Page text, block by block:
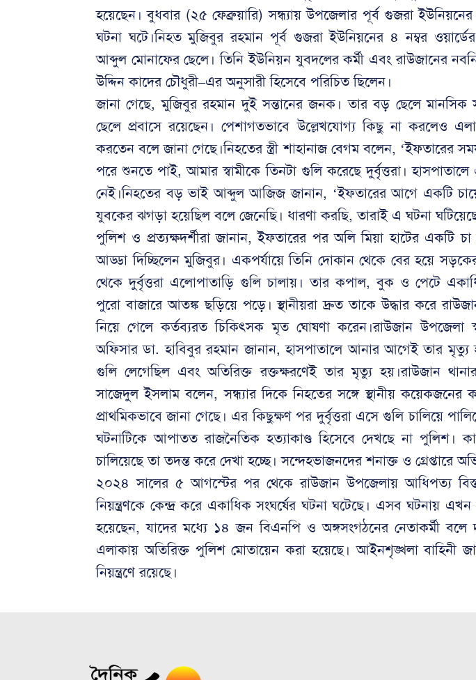
হয়েছেন। বুধবার (২৫ ফেব্রুয়ারি) সন্ধ্যায় উপজেলার পূর্ব গুজরা
ঘটনা ঘটে।নিহত মুজিবুর রহমান পূর্ব গুজরা ইউনিয়নের ৪ নম্বর
আব্দুল মোনাফের ছেলে। তিনি ইউনিয়ন যুবদলের কর্মী এবং রাউজানের
উদ্দিন কাদের চৌধুরী–এর অনুসারী হিসেবে পরিচিত ছিলেন।
জানা গেছে, মুজিবুর রহমান দুই সন্তানের জনক। তার বড় ছেলে
ছেলে প্রবাসে রয়েছেন। পেশাগতভাবে উল্লেখযোগ্য কিছু না করলেও
করতেন বলে জানা গেছে।নিহতের স্ত্রী শাহানাজ বেগম বলেন, ‘ইফতারের
পরে শুনতে পাই, আমার স্বামীকে তিনটা গুলি করেছে দুর্বৃত্তরা।
নেই।নিহতের বড় ভাই আব্দুল আজিজ জানান, ‘ইফতারের আগে একটি
যুবকের ঝগড়া হয়েছিল বলে জেনেছি। ধারণা করছি, তারাই এ ঘটনা
পুলিশ ও প্রত্যক্ষদর্শীরা জানান, ইফতারের পর অলি মিয়া হাটের একটি
আড্ডা দিচ্ছিলেন মুজিবুর। একপর্যায়ে তিনি দোকান থেকে বের হয়ে
থেকে দুর্বৃত্তরা এলোপাতাড়ি গুলি চালায়। তার কপাল, বুক ও পেটে
পুরো বাজারে আতঙ্ক ছড়িয়ে পড়ে। স্থানীয়রা দ্রুত তাকে উদ্ধার করে রাউজান
নিয়ে গেলে কর্তব্যরত চিকিৎসক মৃত ঘোষণা করেন।রাউজান উপজেলা
অফিসার ডা. হাবিবুর রহমান জানান, হাসপাতালে আনার আগেই তার মৃত্যু
গুলি লেগেছিল এবং অতিরিক্ত রক্তক্ষরণেই তার মৃত্যু হয়।রাউজান থানার
সাজেদুল ইসলাম বলেন, সন্ধ্যার দিকে নিহতের সঙ্গে স্থানীয় কয়েকজনের
প্রাথমিকভাবে জানা গেছে। এর কিছুক্ষণ পর দুর্বৃত্তরা এসে গুলি চালিয়ে
ঘটনাটিকে আপাতত রাজনৈতিক হত্যাকাণ্ড হিসেবে দেখছে না পুলিশ।
চালিয়েছে তা তদন্ত করে দেখা হচ্ছে। সন্দেহভাজনদের শনাক্ত ও গ্রেপ্তারে
২০২৪ সালের ৫ আগস্টের পর থেকে রাউজান উপজেলায় আধিপত্য
নিয়ন্ত্রণকে কেন্দ্র করে একাধিক সংঘর্ষের ঘটনা ঘটেছে। এসব ঘটনায়
হয়েছেন, যাদের মধ্যে ১৪ জন বিএনপি ও অঙ্গসংগঠনের নেতাকর্মী বলে
এলাকায় অতিরিক্ত পুলিশ মোতায়েন করা হয়েছে। আইনশৃঙ্খলা বাহিনী
নিয়ন্ত্রণে রয়েছে।